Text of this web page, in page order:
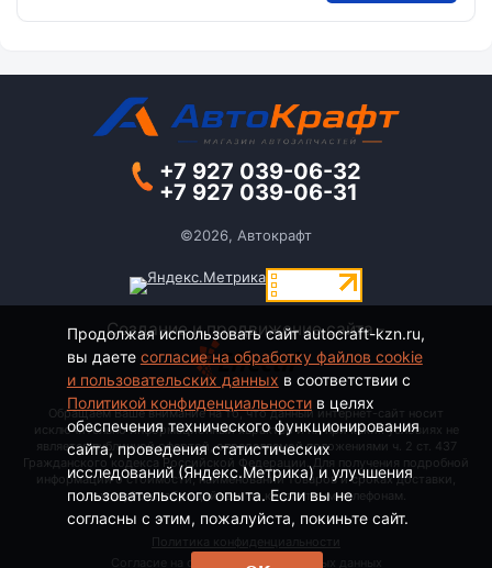
+7 927 039-06-32
+7 927 039-06-31
©2026, Автокрафт
Создание и продвижение сайта -
Обращаем Ваше внимание на то, что данный интернет-сайт носит
исключительно информационный характер и ни при каких условиях не
является публичной офертой, определяемой положениями ч. 2 ст. 437
Гражданского кодекса Российской Федерации. Для получения подробной
информации о стоимости, наименовании товаров и сроках доставки,
пожалуйста, обращайтесь по контактным телефонам.
Политика конфиденциальности
Согласие на обработку персональных данных
Продолжая использовать сайт autocraft-kzn.ru,
вы даете согласие на обработку файлов cookie
и пользовательских данных в соответствии с
Политикой конфиденциальностив целях
обеспечения технического функционирования
сайта, проведения статистических
исследований (Яндекс.Метрика) и улучшения
пользовательского опыта. Если вы не
согласны с этим, пожалуйста, покиньте сайт.